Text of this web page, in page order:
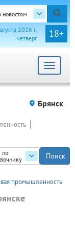
новостям
18+
2026 г.
четверг
Toggle
Брянск
по
промышленность